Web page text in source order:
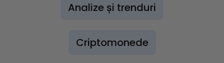
Analize și trenduri
Criptomonede